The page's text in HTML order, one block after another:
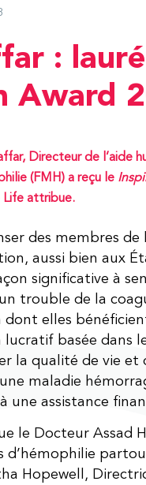
:
Award
Directeur de l’aide
(FMH) a reçu le
Life attribue.
des membres
aussi bien aux
significative à
trouble de la
elles
basée dans
la qualité de vie
maladie
une assistance
le Docteur Assad
d’hémophilie
Hopewell,